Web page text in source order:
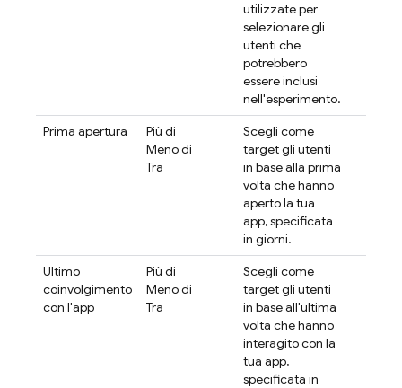
utilizzate per
selezionare gli
utenti che
potrebbero
essere inclusi
nell'esperimento.
Prima apertura
Più di
Meno di
Tra
Scegli come
target gli utenti
in base alla prima
volta che hanno
aperto la tua
app, specificata
in giorni.
Ultimo
coinvolgimento
con l'app
Più di
Meno di
Tra
Scegli come
target gli utenti
in base all'ultima
volta che hanno
interagito con la
tua app,
specificata in